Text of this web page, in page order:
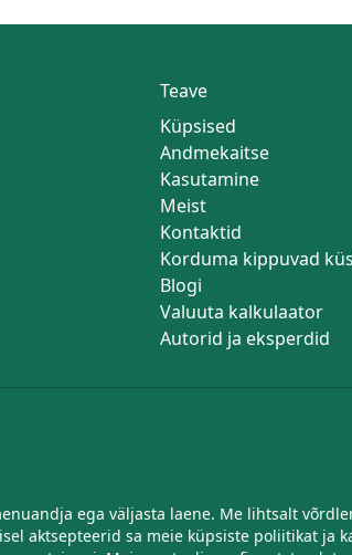
Teave
Küpsised
Andmekaitse
Kasutamine
Meist
Kontaktid
Korduma kippuvad
Blogi
Valuuta kalkulaator
Autorid ja eksperdid
ega väljasta laene. Me lihtsalt
aktsepteerid sa meie küpsiste poliitikat